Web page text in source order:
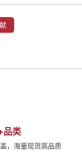
品类
，海量现货高品质